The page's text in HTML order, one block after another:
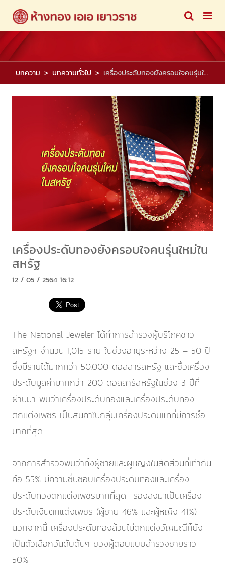
บทความ บทความทั่วไป เครื่องประดับทองยังครอบใจคนรุ่นใหม่ในสหรัฐ
เครื่องประดับทองยังครอบใจคนรุ่นใหม่ใน
สหรัฐ
12 / 05 / 2564 16:12
The National Jeweler ได้ทำการสำรวจผู้บริโภคชาว
สหรัฐฯ จำนวน 1,015 ราย ในช่วงอายุระหว่าง 25 – 50 ปี
ซึ่งมีรายได้มากกว่า 50,000 ดอลลาร์สหรัฐ และซื้อเครื่อง
ประดับมูลค่ามากกว่า 200 ดอลลาร์สหรัฐในช่วง 3 ปีที่
ผ่านมา พบว่าเครื่องประดับทองและเครื่องประดับทอง
ตกแต่งเพชร เป็นสินค้าในกลุ่มเครื่องประดับแท้ที่มีการซื้อ
มากที่สุด
จากการสำรวจพบว่าทั้งผู้ชายและผู้หญิงในสัดส่วนที่เท่ากัน
คือ 55% มีความชื่นชอบเครื่องประดับทองและเครื่อง
ประดับทองตกแต่งเพชรมากที่สุด รองลงมาเป็นเครื่อง
ประดับเงินตกแต่งเพชร (ผู้ชาย 46% และผู้หญิง 41%)
นอกจากนี้ เครื่องประดับทองล้วนไม่ตกแต่งอัญมณีก็ยัง
เป็นตัวเลือกอันดับต้นๆ ของผู้ตอบแบบสำรวจชายราว
50%